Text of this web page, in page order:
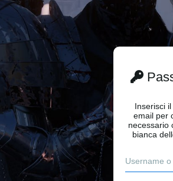
Inserisci
email per
necessario
bianca